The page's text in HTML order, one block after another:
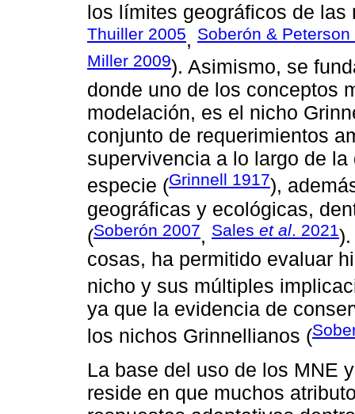
los límites geográficos de las
Thuiller 2005, Soberón & Peterson
Miller 2009). Asimismo, se
donde uno de los conceptos
modelación, es el nicho
conjunto de requerimientos
supervivencia a lo largo de
especie (Grinnell 1917),
geográficas y ecológicas,
(Soberón 2007, Sales et al. 2021
cosas, ha permitido evaluar
nicho y sus múltiples
ya que la evidencia de
los nichos Grinnellianos (
La base del uso de los MNE
reside en que muchos